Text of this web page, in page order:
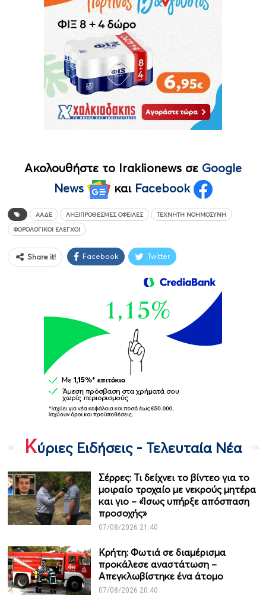
Ακολουθήστε το Iraklionews σε Google
News
και Facebook
ΑΑΔΕ ΛΗΞΙΠΡΌΘΕΣΜΕΣ ΟΦΕΙΛΈΣ ΤΕΧΝΗΤΗ ΝΟΗΜΟΣΥΝΗ
ΦΟΡΟΛΟΓΙΚΟΊ ΈΛΕΓΧΟΙ
Share it! Facebook Twitter
Κύριες Ειδήσεις - Τελευταία Νέα
Σέρρες: Τι δείχνει το βίντεο για το
μοιραίο τροχαίο με νεκρούς μητέρα
και γιο – «Ίσως υπήρξε απόσπαση
προσοχής»
07/08/2026 21:40
Κρήτη: Φωτιά σε διαμέρισμα
προκάλεσε αναστάτωση –
Απεγκλωβίστηκε ένα άτομο
07/08/2026 20:40